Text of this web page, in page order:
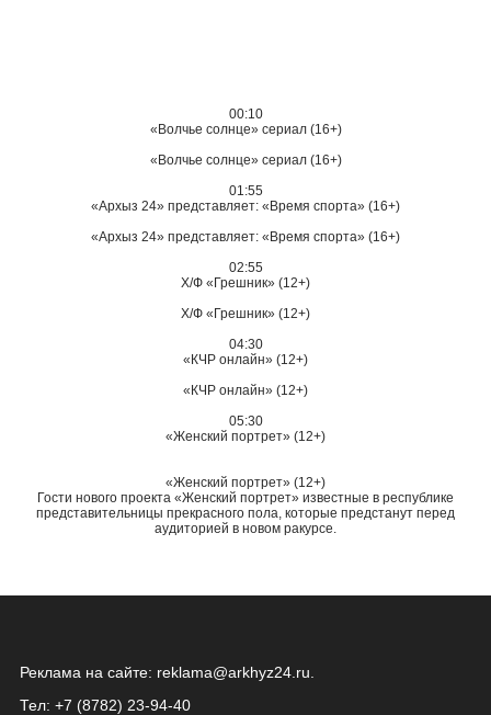
00:10
«Волчье солнце» сериал (16+)
«Волчье солнце» сериал (16+)
01:55
«Архыз 24» представляет: «Время спорта» (16+)
«Архыз 24» представляет: «Время спорта» (16+)
02:55
Х/Ф «Грешник» (12+)
Х/Ф «Грешник» (12+)
04:30
«КЧР онлайн» (12+)
«КЧР онлайн» (12+)
05:30
«Женский портрет» (12+)
«Женский портрет» (12+)
Гости нового проекта «Женский портрет» известные в республике
представительницы прекрасного пола, которые предстанут перед
аудиторией в новом ракурсе.
Реклама на сайте: reklama@arkhyz24.ru
Тел: +7 (8782) 23‑94‑40